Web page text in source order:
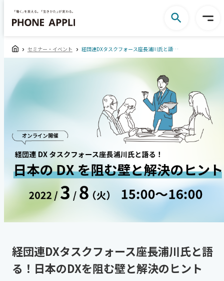
セミナー・イベント 経団連DXタスクフォース座長浦川氏と語る！日本のDXを阻む壁と解決のヒント
経団連DXタスクフォース座長浦川氏と語
る！日本のDXを阻む壁と解決のヒント